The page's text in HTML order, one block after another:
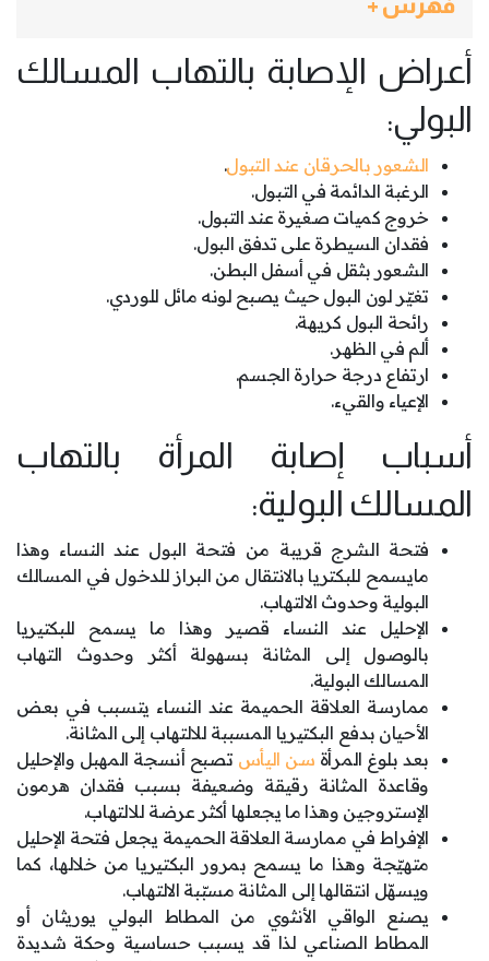
أعراض الإصابة بالتهاب المسالك
البولي:
الشعور بالحرقان عند التبول.
الرغبة الدائمة في التبول.
خروج كميات صغيرة عند التبول.
فقدان السيطرة على تدفق البول.
الشعور بثقل في أسفل البطن.
تغيّر لون البول حيث يصبح لونه مائل للوردي.
رائحة البول كريهة.
ألم في الظهر.
ارتفاع درجة حرارة الجسم.
الإعياء والقيء.
أسباب إصابة المرأة بالتهاب
المسالك البولية:
فتحة الشرج قريبة من فتحة البول عند النساء وهذا
مايسمح للبكتريا بالانتقال من البراز للدخول في المسالك
البولية وحدوث الالتهاب.
الإحليل عند النساء قصير وهذا ما يسمح للبكتيريا
بالوصول إلى المثانة بسهولة أكثر وحدوث التهاب
المسالك البولية.
ممارسة العلاقة الحميمة عند النساء يتسبب في بعض
الأحيان بدفع البكتيريا المسببة للالتهاب إلى المثانة.
بعد بلوغ المرأة سن اليأس تصبح أنسجة المهبل والإحليل
وقاعدة المثانة رقيقة وضعيفة بسبب فقدان هرمون
الإستروجين وهذا ما يجعلها أكثر عرضة للالتهاب.
الإفراط في ممارسة العلاقة الحميمة يجعل فتحة الإحليل
متهيّجة وهذا ما يسمح بمرور البكتيريا من خلالها، كما
ويسهّل انتقالها إلى المثانة مسبّبة الالتهاب.
يصنع الواقي الأنثوي من المطاط البولي يوريثان أو
المطاط الصناعي لذا قد يسبب حساسية وحكة شديدة